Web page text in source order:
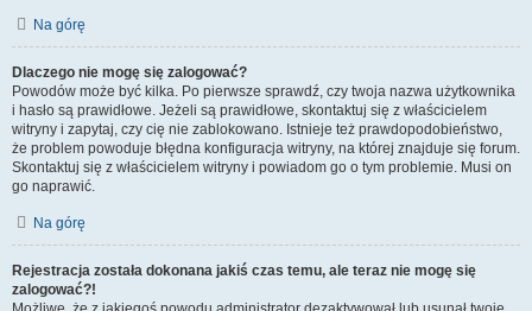
Na górę
Dlaczego nie mogę się zalogować?
Powodów może być kilka. Po pierwsze sprawdź, czy twoja nazwa użytkownika
i hasło są prawidłowe. Jeżeli są prawidłowe, skontaktuj się z właścicielem
witryny i zapytaj, czy cię nie zablokowano. Istnieje też prawdopodobieństwo,
że problem powoduje błędna konfiguracja witryny, na której znajduje się forum.
Skontaktuj się z właścicielem witryny i powiadom go o tym problemie. Musi on
go naprawić.
Na górę
Rejestracja została dokonana jakiś czas temu, ale teraz nie mogę się
zalogować?!